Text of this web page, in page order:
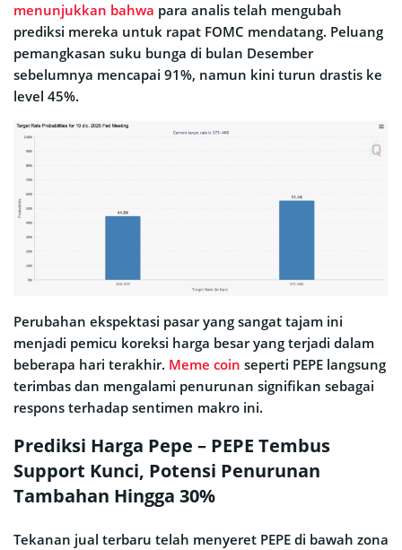
menunjukkan bahwa para analis telah mengubah
prediksi mereka untuk rapat FOMC mendatang. Peluang
pemangkasan suku bunga di bulan Desember
sebelumnya mencapai 91%, namun kini turun drastis ke
level 45%.
Perubahan ekspektasi pasar yang sangat tajam ini
menjadi pemicu koreksi harga besar yang terjadi dalam
beberapa hari terakhir. Meme coin seperti PEPE langsung
terimbas dan mengalami penurunan signifikan sebagai
respons terhadap sentimen makro ini.
Prediksi Harga Pepe – PEPE Tembus
Support Kunci, Potensi Penurunan
Tambahan Hingga 30%
Tekanan jual terbaru telah menyeret PEPE di bawah zona